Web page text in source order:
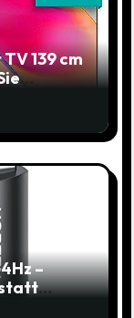
139 cm
–
statt